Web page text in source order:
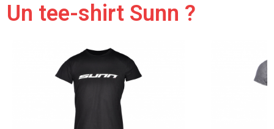
Un tee-shirt Sunn ?